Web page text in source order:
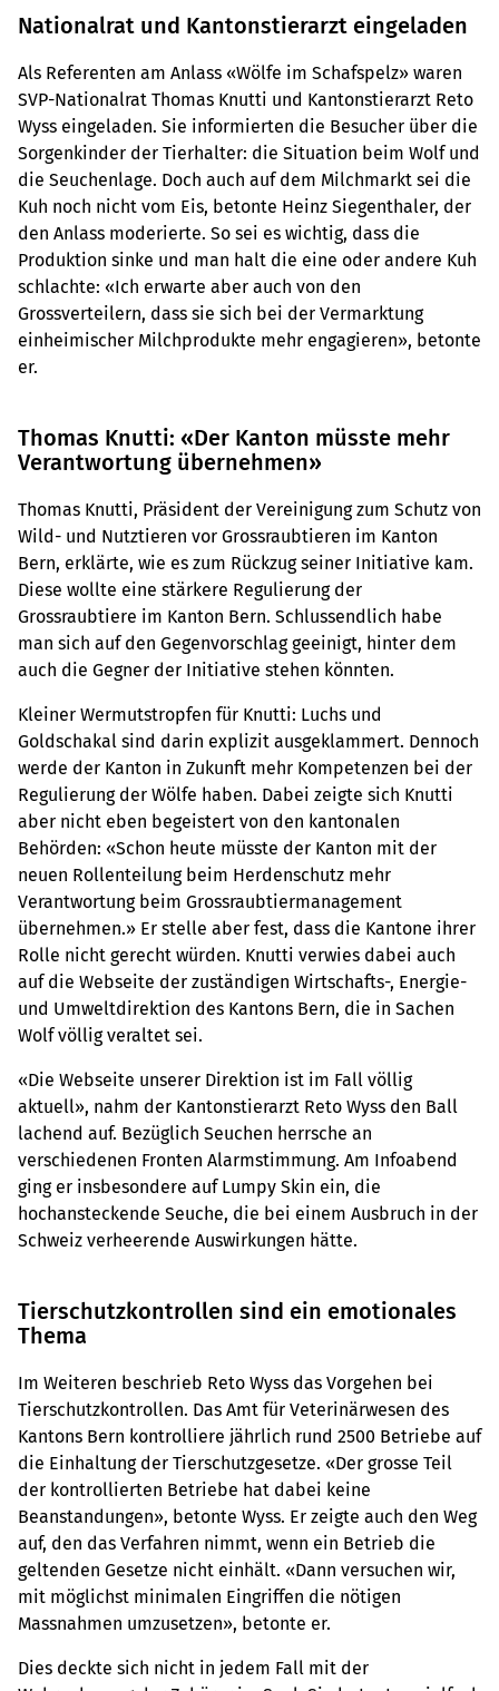
Nationalrat und Kantonstierarzt eingeladen
Als Referenten am Anlass «Wölfe im Schafspelz» waren
SVP-Nationalrat Thomas Knutti und Kantonstierarzt Reto
Wyss eingeladen. Sie informierten die Besucher über die
Sorgenkinder der Tierhalter: die Situation beim Wolf und
die Seuchenlage. Doch auch auf dem Milchmarkt sei die
Kuh noch nicht vom Eis, betonte Heinz Siegenthaler, der
den Anlass moderierte. So sei es wichtig, dass die
Produktion sinke und man halt die eine oder andere Kuh
schlachte: «Ich erwarte aber auch von den
Grossverteilern, dass sie sich bei der Vermarktung
einheimischer Milchprodukte mehr engagieren», betonte
er.
Thomas Knutti: «Der Kanton müsste mehr
Verantwortung übernehmen»
Thomas Knutti, Präsident der Vereinigung zum Schutz von
Wild- und Nutztieren vor Grossraubtieren im Kanton
Bern, erklärte, wie es zum Rückzug seiner Initiative kam.
Diese wollte eine stärkere Regulierung der
Grossraubtiere im Kanton Bern. Schlussendlich habe
man sich auf den Gegenvorschlag geeinigt, hinter dem
auch die Gegner der Initiative stehen könnten.
Kleiner Wermutstropfen für Knutti: Luchs und
Goldschakal sind darin explizit ausgeklammert. Dennoch
werde der Kanton in Zukunft mehr Kompetenzen bei der
Regulierung der Wölfe haben. Dabei zeigte sich Knutti
aber nicht eben begeistert von den kantonalen
Behörden: «Schon heute müsste der Kanton mit der
neuen Rollenteilung beim Herdenschutz mehr
Verantwortung beim Grossraubtiermanagement
übernehmen.» Er stelle aber fest, dass die Kantone ihrer
Rolle nicht gerecht würden. Knutti verwies dabei auch
auf die Webseite der zuständigen Wirtschafts-, Energie-
und Umweltdirektion des Kantons Bern, die in Sachen
Wolf völlig veraltet sei.
«Die Webseite unserer Direktion ist im Fall völlig
aktuell», nahm der Kantonstierarzt Reto Wyss den Ball
lachend auf. Bezüglich Seuchen herrsche an
verschiedenen Fronten Alarmstimmung. Am Infoabend
ging er insbesondere auf Lumpy Skin ein, die
hochansteckende Seuche, die bei einem Ausbruch in der
Schweiz verheerende Auswirkungen hätte.
Tierschutzkontrollen sind ein emotionales
Thema
Im Weiteren beschrieb Reto Wyss das Vorgehen bei
Tierschutzkontrollen. Das Amt für Veterinärwesen des
Kantons Bern kontrolliere jährlich rund 2500 Betriebe auf
die Einhaltung der Tierschutzgesetze. «Der grosse Teil
der kontrollierten Betriebe hat dabei keine
Beanstandungen», betonte Wyss. Er zeigte auch den Weg
auf, den das Verfahren nimmt, wenn ein Betrieb die
geltenden Gesetze nicht einhält. «Dann versuchen wir,
mit möglichst minimalen Eingriffen die nötigen
Massnahmen umzusetzen», betonte er.
Dies deckte sich nicht in jedem Fall mit der